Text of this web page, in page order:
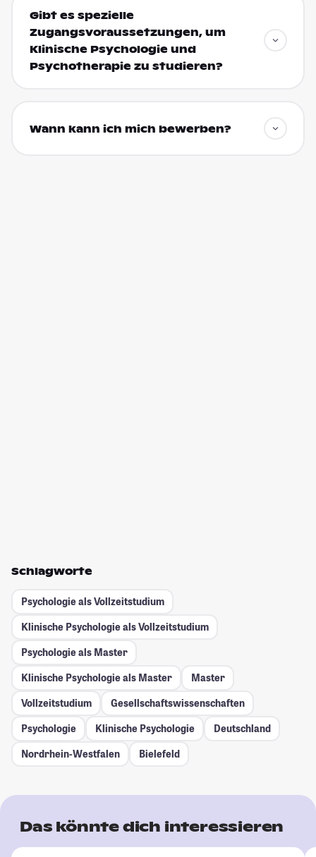
Gibt es spezielle
Zugangsvoraussetzungen, um
Klinische Psychologie und
Psychotherapie zu studieren?
Wann kann ich mich bewerben?
Schlagworte
Psychologie als Vollzeitstudium
Klinische Psychologie als Vollzeitstudium
Psychologie als Master
Klinische Psychologie als Master
Master
Vollzeitstudium
Gesellschafts­wissenschaften
Psychologie
Klinische Psychologie
Deutschland
Nordrhein-Westfalen
Bielefeld
Das könnte dich interessieren